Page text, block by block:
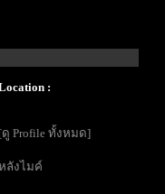
:
[ดู Profile ทั้งหมด]
ลังไมค์